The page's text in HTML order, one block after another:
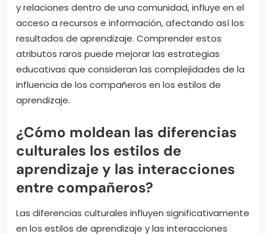
y relaciones dentro de una comunidad, influye en el
acceso a recursos e información, afectando así los
resultados de aprendizaje. Comprender estos
atributos raros puede mejorar las estrategias
educativas que consideran las complejidades de la
influencia de los compañeros en los estilos de
aprendizaje.
¿Cómo moldean las diferencias
culturales los estilos de
aprendizaje y las interacciones
entre compañeros?
Las diferencias culturales influyen significativamente
en los estilos de aprendizaje y las interacciones